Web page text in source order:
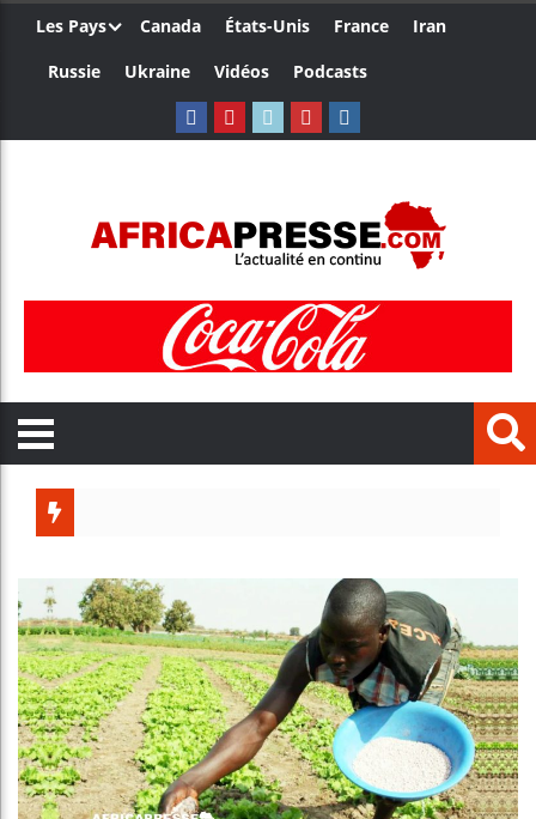
Les Pays Canada États-Unis France
Iran
Russie
Ukraine Vidéos Podcasts
Canada :